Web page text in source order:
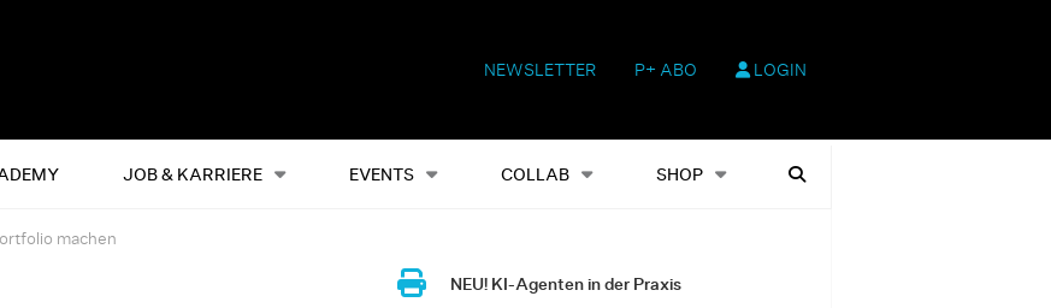
NEWSLETTER P+ ABO LOGIN
JOB & KARRIERE EVENTS COLLAB SHOP
Alles Events Shop Heftausgaben Suchen
machen
NEU! KI-Agenten in der Praxis